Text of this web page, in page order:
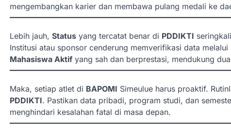
mengembangkan karier dan membawa pulang medali ke
Lebih jauh, Status yang tercatat benar di PDDIKTI
Institusi atau sponsor cenderung memverifikasi data melalui
Mahasiswa Aktif yang sah dan berprestasi, mendukung
Maka, setiap atlet di BAPOMI Simeulue harus proaktif.
PDDIKTI. Pastikan data pribadi, program studi, dan
menghindari kesalahan fatal di masa depan.